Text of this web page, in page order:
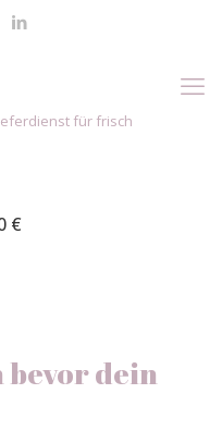
€
dein